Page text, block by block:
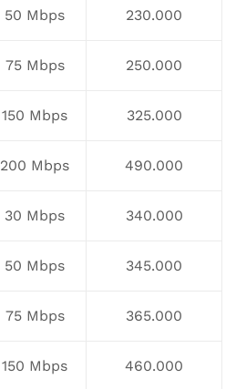
50 Mbps 230.000
75 Mbps 250.000
150 Mbps 325.000
200 Mbps 490.000
30 Mbps 340.000
50 Mbps 345.000
75 Mbps 365.000
150 Mbps 460.000